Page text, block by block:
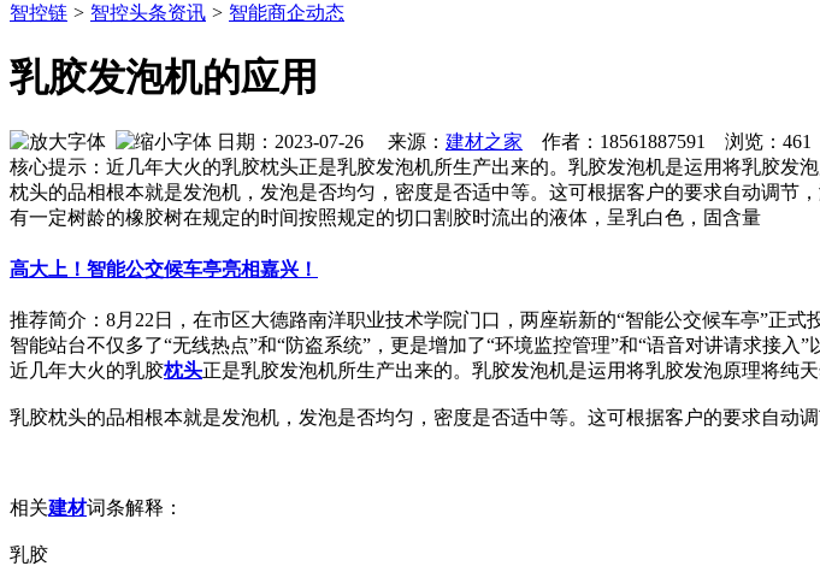
智控链 > 智控头条资讯 > 智能商企动态
乳胶发泡机的应用
日期：2023-07-26 来源： 建材之家 作者：18561887591 浏览： 461
核心提示：近几年大火的乳胶枕头正是乳胶发泡机所生产出来的。乳胶发泡机是运用将乳胶
枕头的品相根本就是发泡机，发泡是否均匀，密度是否适中等。这可根据客户的要求自动调
有一定树龄的橡胶树在规定的时间按照规定的切口割胶时流出的液体，呈乳白色，固含量
高大上！智能公交候车亭亮相嘉兴！
推荐简介：8月22日，在市区大德路南洋职业技术学院门口，两座崭新的“智能公交候车亭”正
智能站台不仅多了“无线热点”和“防盗系统”，更是增加了“环境监控管理”和“语音对讲请求接入”
近几年大火的乳胶枕头正是乳胶发泡机所生产出来的。乳胶发泡机是运用将乳胶发泡原理将纯
乳胶枕头的品相根本就是发泡机，发泡是否均匀，密度是否适中等。这可根据客户的要求自动调
相关建材词条解释：
乳胶